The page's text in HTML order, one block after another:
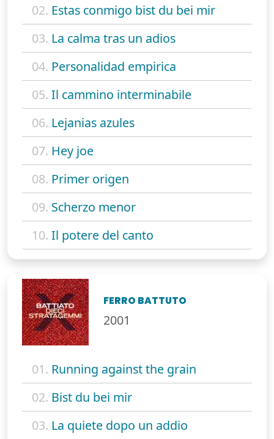
02. Estas conmigo bist du bei mir
03. La calma tras un adios
04. Personalidad empirica
05. Il cammino interminabile
06. Lejanias azules
07. Hey joe
08. Primer origen
09. Scherzo menor
10. Il potere del canto
FERRO BATTUTO
2001
01. Running against the grain
02. Bist du bei mir
03. La quiete dopo un addio